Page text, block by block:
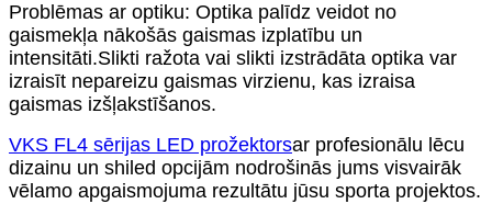
Problēmas ar optiku: Optika palīdz veidot no
gaismekļa nākošās gaismas izplatību un
intensitāti.Slikti ražota vai slikti izstrādāta optika var
izraisīt nepareizu gaismas virzienu, kas izraisa
gaismas izšļakstīšanos.
VKS FL4 sērijas LED prožektorsar profesionālu lēcu
dizainu un shiled opcijām nodrošinās jums visvairāk
vēlamo apgaismojuma rezultātu jūsu sporta projektos.